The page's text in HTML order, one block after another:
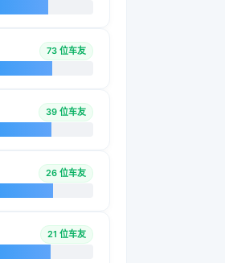
73 位车友
39 位车友
26 位车友
21 位车友